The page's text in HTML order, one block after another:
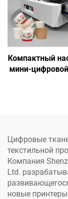
Компактный
мини-
полотенцах,
бумаге
Цифровые
текстильной
Компания
Ltd.
новые